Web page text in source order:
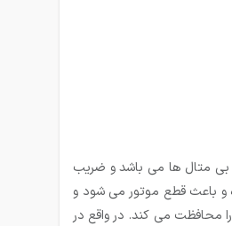
بی متال ها می باشد و ضریب
و باعث قطع موتور می شود و
محافظت می کند. در واقع در